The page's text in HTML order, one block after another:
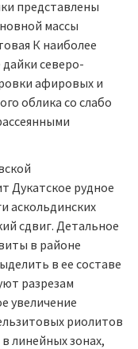
представлены
массы
К наиболее
северо-
афировых и
облика со слабо
Дукатское рудное
аскольдинских
сдвиг. Детальное
в районе
в ее составе
разрезам
увеличение
риолитов
линейных зонах,